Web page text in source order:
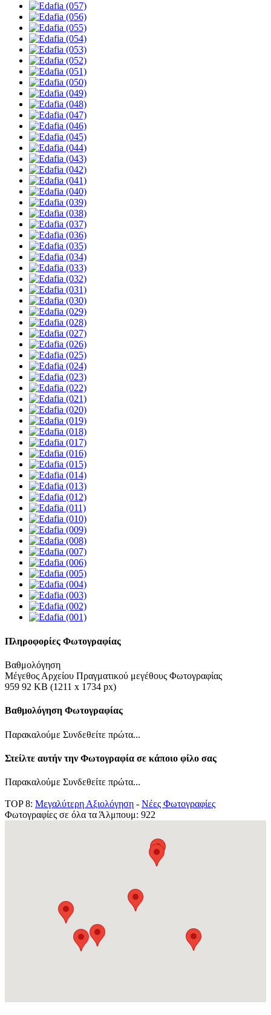
Πληροφορίες Φωτογραφίας
Βαθμολόγηση
Μέγεθος Αρχείου Πραγματικού μεγέθους Φωτογραφίας
959 92 KB (1211 x 1734 px)
Βαθμολόγηση Φωτογραφίας
Παρακαλούμε Συνδεθείτε πρώτα...
Στείλτε αυτήν την Φωτογραφία σε κάποιο φίλο σας
Παρακαλούμε Συνδεθείτε πρώτα...
TOP 8: Μεγαλύτερη Αξιολόγηση - Νέες Φωτογραφίες
Φωτογραφίες σε όλα τα Άλμπουμ: 922